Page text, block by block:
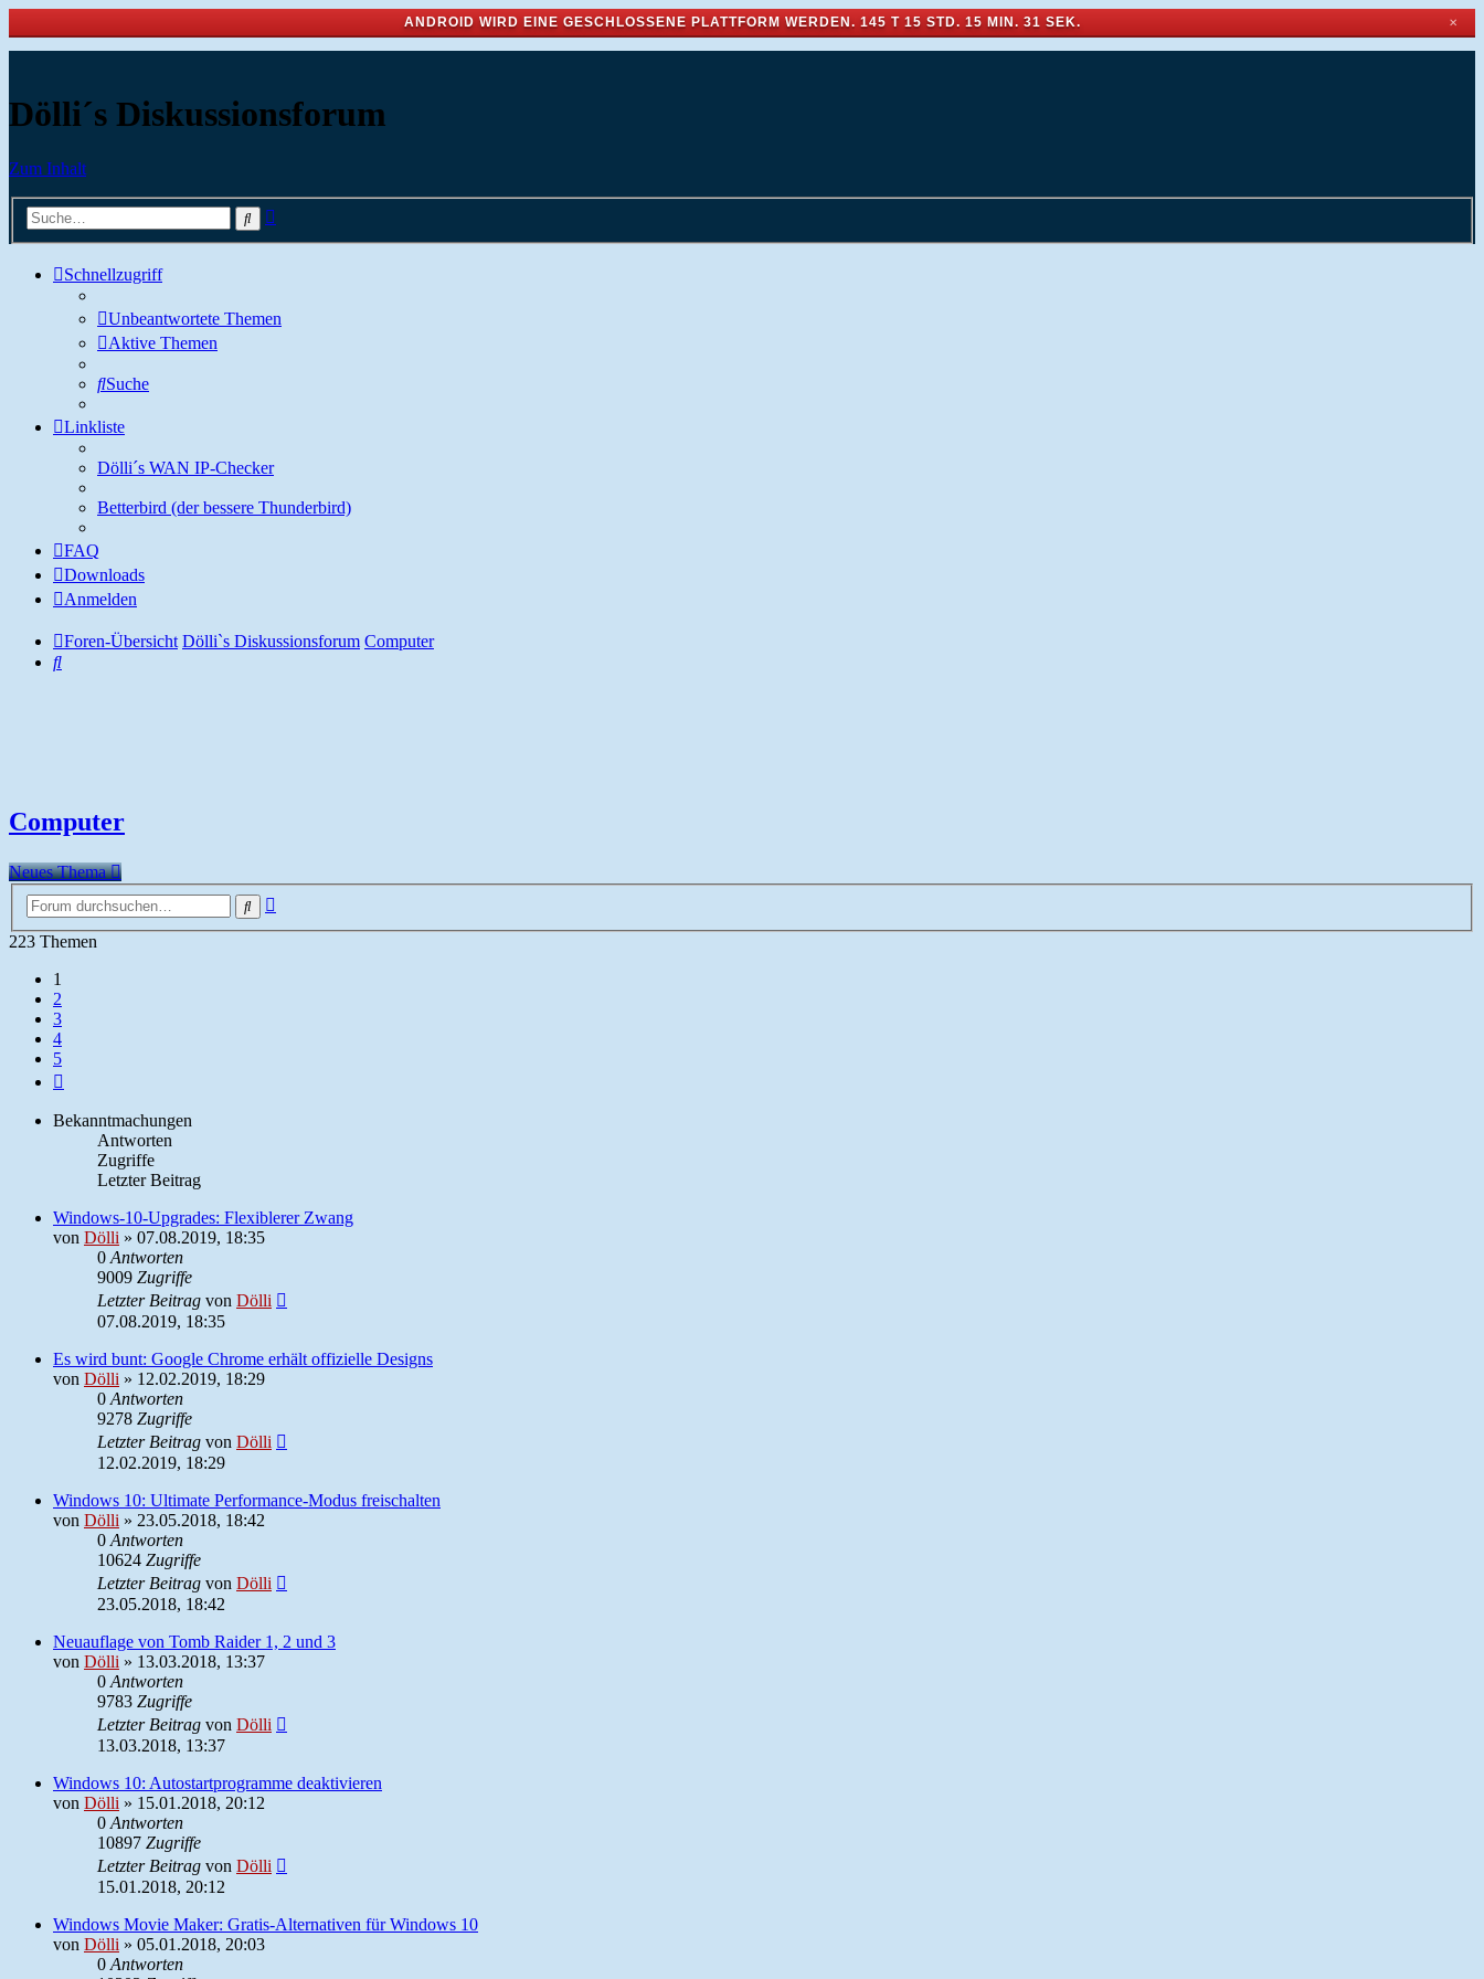
ANDROID WIRD EINE GESCHLOSSENE PLATTFORM WERDEN. 145 T 15 STD. 15 MIN. 30 SEK. ✕
Dölli´s Diskussionsforum
Zum Inhalt
Suche
Schnellzugriff
Unbeantwortete Themen
Aktive Themen
Suche
Linkliste
Dölli´s WAN IP-Checker
Betterbird (der bessere Thunderbird)
FAQ
Downloads
Anmelden
Foren-Übersicht Dölli`s Diskussionsforum Computer
Suche
Computer
Neues Thema
Suche
223 Themen
1
2
3
4
5
Bekanntmachungen
Antworten
Zugriffe
Letzter Beitrag
Windows-10-Upgrades: Flexiblerer Zwang
von Dölli » 07.08.2019, 18:35
0 Antworten
9009 Zugriffe
Letzter Beitrag von Dölli
07.08.2019, 18:35
Es wird bunt: Google Chrome erhält offizielle Designs
von Dölli » 12.02.2019, 18:29
0 Antworten
9278 Zugriffe
Letzter Beitrag von Dölli
12.02.2019, 18:29
Windows 10: Ultimate Performance-Modus freischalten
von Dölli » 23.05.2018, 18:42
0 Antworten
10624 Zugriffe
Letzter Beitrag von Dölli
23.05.2018, 18:42
Neuauflage von Tomb Raider 1, 2 und 3
von Dölli » 13.03.2018, 13:37
0 Antworten
9783 Zugriffe
Letzter Beitrag von Dölli
13.03.2018, 13:37
Windows 10: Autostartprogramme deaktivieren
von Dölli » 15.01.2018, 20:12
0 Antworten
10897 Zugriffe
Letzter Beitrag von Dölli
15.01.2018, 20:12
Windows Movie Maker: Gratis-Alternativen für Windows 10
von Dölli » 05.01.2018, 20:03
0 Antworten